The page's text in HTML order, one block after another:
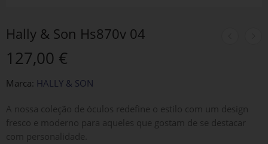
Hally & Son Hs870v 04
127,00 €
Marca: HALLY & SON
A nossa coleção de óculos redefine o estilo com um design
fresco e moderno para aqueles que gostam de se destacar
com personalidade.